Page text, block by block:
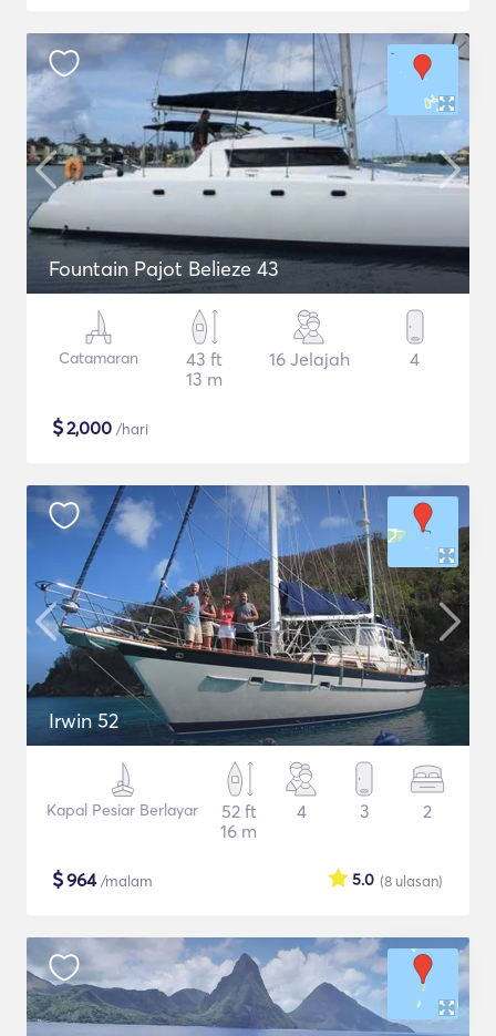
Fountain Pajot Belieze 43
Catamaran
43 ft
13 m
16 Jelajah 4
$2,000 /hari
Irwin 52
Kapal Pesiar Berlayar
52 ft
16 m
4 3 2
$964/malam (8 ulasan)
5.0